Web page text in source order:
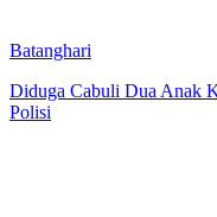
Batanghari
Diduga Cabuli Dua Anak
Polisi